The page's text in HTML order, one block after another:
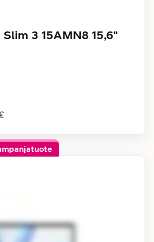
3 15AMN8 15,6"